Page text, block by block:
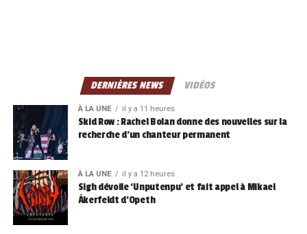
DERNIÈRES NEWS VIDÉOS
À LA UNE il y a 11 heures
Skid Row : Rachel Bolan donne des nouvelles sur la
recherche d’un chanteur permanent
À LA UNE il y a 12 heures
Sigh dévoile ‘Unputenpu’ et fait appel à Mikael
Åkerfeldt d’Opeth